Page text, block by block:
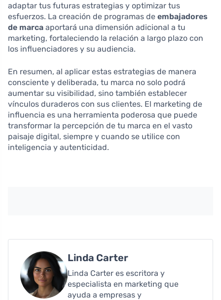
adaptar tus futuras estrategias y optimizar tus
esfuerzos. La creación de programas de embajadores
de marca aportará una dimensión adicional a tu
marketing, fortaleciendo la relación a largo plazo con
los influenciadores y su audiencia.
En resumen, al aplicar estas estrategias de manera
consciente y deliberada, tu marca no solo podrá
aumentar su visibilidad, sino también establecer
vínculos duraderos con sus clientes. El marketing de
influencia es una herramienta poderosa que puede
transformar la percepción de tu marca en el vasto
paisaje digital, siempre y cuando se utilice con
inteligencia y autenticidad.
Linda Carter
Linda Carter es escritora y
especialista en marketing que
ayuda a empresas y